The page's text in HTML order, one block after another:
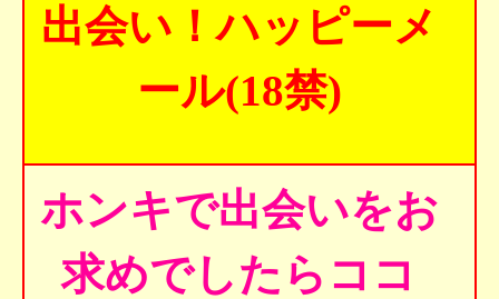
出会い！ハッピーメ
ール(18禁)
ホンキで出会いをお
求めでしたらココ